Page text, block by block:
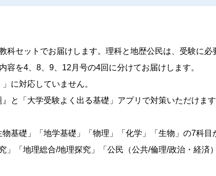
科セットでお届けします。理科と地歴公民は、受験に必
容を4、8、9、12月号の4回に分けてお届けします。
に対応していません。
と「大学受験よく出る基礎」アプリで対策いただけます
基礎」「地学基礎」「物理」「化学」「生物」の7科
」「地理総合/地理探究」「公民（公共/倫理/政治・経済